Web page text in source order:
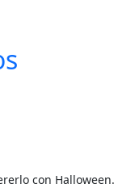
con Halloween.